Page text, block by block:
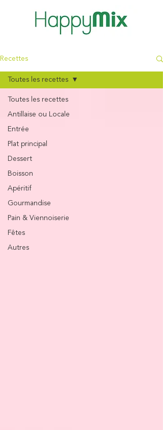
Recettes
Toutes les recettes
Antillaise ou Locale
Entrée
Plat principal
Dessert
Boisson
Apéritif
Gourmandise
Pain & Viennoiserie
Fêtes
Autres
Toutes les recettes